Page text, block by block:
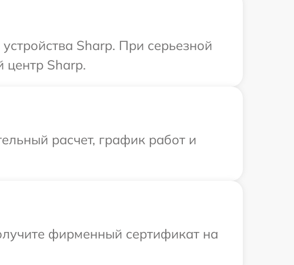
Sharp. При серьезной
центр Sharp.
расчет, график работ и
фирменный сертификат на